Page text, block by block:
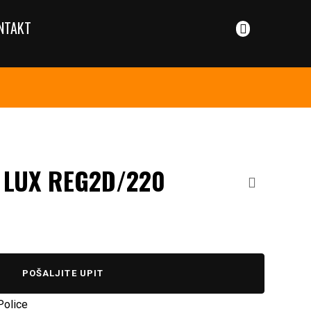
REG2D/220
POŠALJITE UPIT